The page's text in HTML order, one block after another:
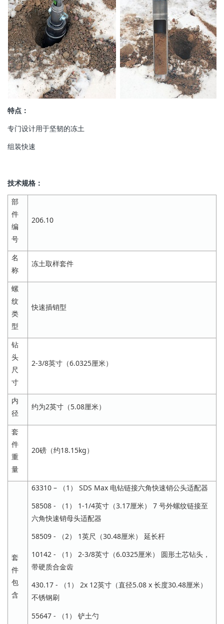
特点：
专门设计用于坚韧的冻土
组装快速
技术规格：
部
件
编
号
206.10
名
称
冻土取样套件
螺
纹
类
型
快速插销型
钻
头
尺
寸
2-3/8英寸（6.0325厘米）
内
径
约为2英寸（5.08厘米）
套
件
重
量
20磅（约18.15kg）
套
件
包
含
63310 – （1） SDS Max 电钻链接六角快速销公头适配器
58508 - （1） 1-1/4英寸（3.17厘米） 7 号外螺纹链接至
六角快速销母头适配器
58509 - （2） 1英尺（30.48厘米） 延长杆
10142 - （1） 2-3/8英寸（6.0325厘米） 圆形土芯钻头，
带硬质合金齿
430.17 - （1） 2x 12英寸（直径5.08 x 长度30.48厘米）
不锈钢刷
55647 - （1） 铲土勺